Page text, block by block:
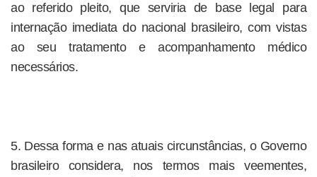
ao referido pleito, que serviria de base legal para
internação imediata do nacional brasileiro, com vistas
ao seu tratamento e acompanhamento médico
necessários.
5. Dessa forma e nas atuais circunstâncias, o Governo
brasileiro considera, nos termos mais veementes,